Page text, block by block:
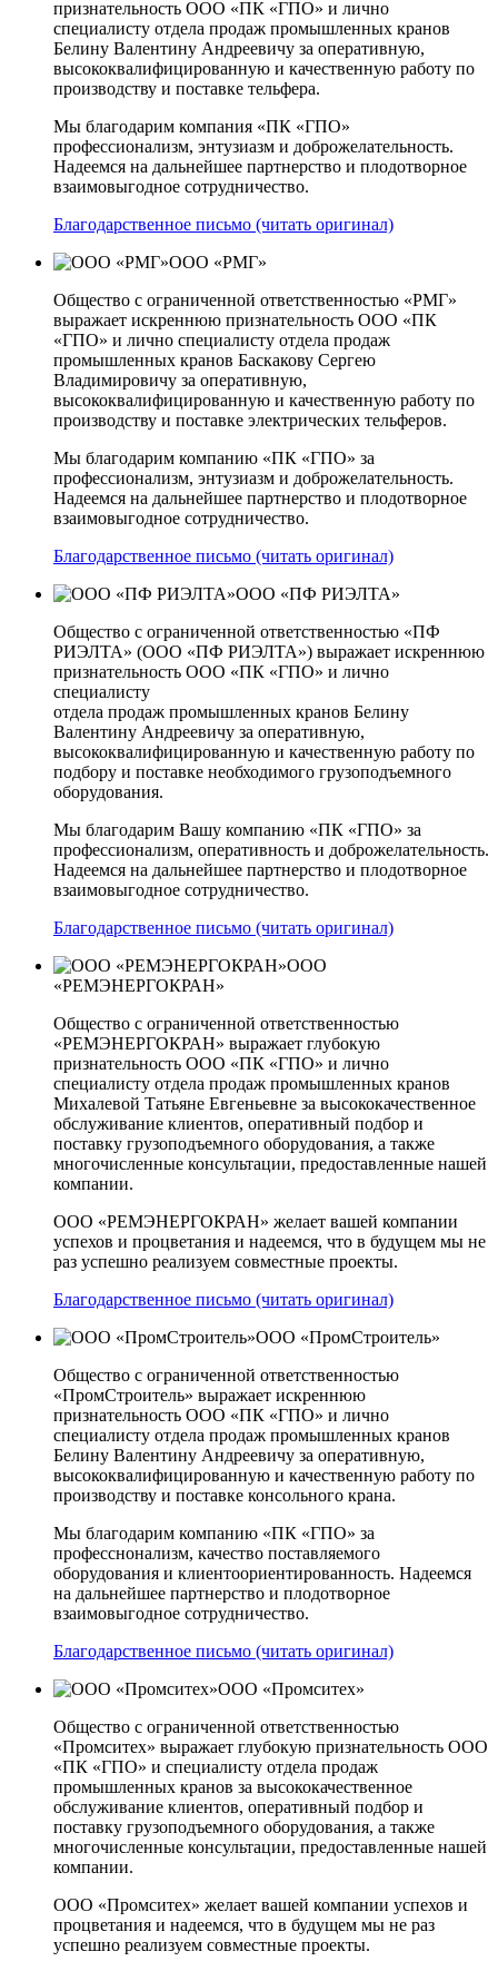
признательность ООО «ПК «ГПО» и лично
специалисту отдела продаж промышленных кранов
Белину Валентину Андреевичу за оперативную,
высококвалифицированную и качественную работу по
производству и поставке тельфера.
Мы благодарим компания «ПК «ГПО»
профессионализм, энтузиазм и доброжелательность.
Надеемся на дальнейшее партнерство и плодотворное
взаимовыгодное сотрудничество.
Благодарственное письмо (читать оригинал)
ООО «РМГ»
Общество с ограниченной ответственностью «РМГ»
выражает искреннюю признательность ООО «ПК
«ГПО» и лично специалисту отдела продаж
промышленных кранов Баскакову Сергею
Владимировичу за оперативную,
высококвалифицированную и качественную работу по
производству и поставке электрических тельферов.
Мы благодарим компанию «ПК «ГПО» за
профессионализм, энтузиазм и доброжелательность.
Надеемся на дальнейшее партнерство и плодотворное
взаимовыгодное сотрудничество.
Благодарственное письмо (читать оригинал)
ООО «ПФ РИЭЛТА»
Общество с ограниченной ответственностью «ПФ
РИЭЛТА» (ООО «ПФ РИЭЛТА») выражает искреннюю
признательность ООО «ПК «ГПО» и лично
специалисту
отдела продаж промышленных кранов Белину
Валентину Андреевичу за оперативную,
высококвалифицированную и качественную работу по
подбору и поставке необходимого грузоподъемного
оборудования.
Мы благодарим Вашу компанию «ПК «ГПО» за
профессионализм, оперативность и доброжелательность.
Надеемся на дальнейшее партнерство и плодотворное
взаимовыгодное сотрудничество.
Благодарственное письмо (читать оригинал)
ООО
«РЕМЭНЕРГОКРАН»
Общество с ограниченной ответственностью
«РЕМЭНЕРГОКРАН» выражает глубокую
признательность ООО «ПК «ГПО» и лично
специалисту отдела продаж промышленных кранов
Михалевой Татьяне Евгеньевне за высококачественное
обслуживание клиентов, оперативный подбор и
поставку грузоподъемного оборудования, а также
многочисленные консультации, предоставленные нашей
компании.
ООО «РЕМЭНЕРГОКРАН» желает вашей компании
успехов и процветания и надеемся, что в будущем мы не
раз успешно реализуем совместные проекты.
Благодарственное письмо (читать оригинал)
ООО «ПромСтроитель»
Общество с ограниченной ответственностью
«ПромСтроитель» выражает искреннюю
признательность ООО «ПК «ГПО» и лично
специалисту отдела продаж промышленных кранов
Белину Валентину Андреевичу за оперативную,
высококвалифицированную и качественную работу по
производству и поставке консольного крана.
Мы благодарим компанию «ПК «ГПО» за
професснонализм, качество поставляемого
оборудования и клиентоориентированность. Надеемся
на дальнейшее партнерство и плодотворное
взаимовыгодное сотрудничество.
Благодарственное письмо (читать оригинал)
ООО «Промситех»
Общество с ограниченной ответственностью
«Промситех» выражает глубокую признательность ООО
«ПК «ГПО» и специалисту отдела продаж
промышленных кранов за высококачественное
обслуживание клиентов, оперативный подбор и
поставку грузоподъемного оборудования, а также
многочисленные консультации, предоставленные нашей
компании.
ООО «Промситех» желает вашей компании успехов и
процветания и надеемся, что в будущем мы не раз
успешно реализуем совместные проекты.